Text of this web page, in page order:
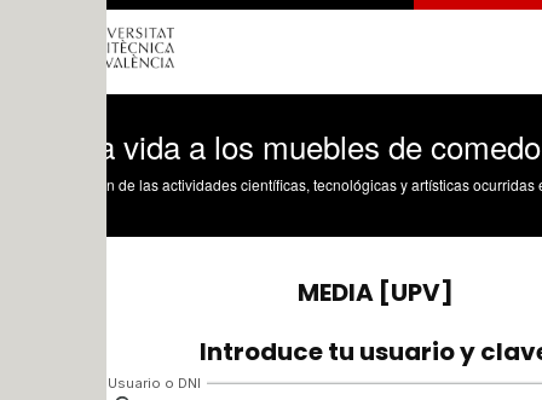
vida a los muebles de comedor
de las actividades científicas, tecnológicas y artísticas ocurridas en los tres